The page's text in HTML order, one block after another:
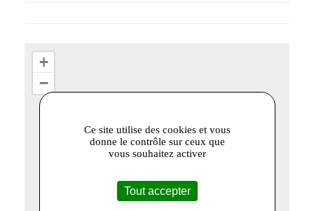
+
−
Ce site utilise des cookies et vous
donne le contrôle sur ceux que
vous souhaitez activer
Tout accepter